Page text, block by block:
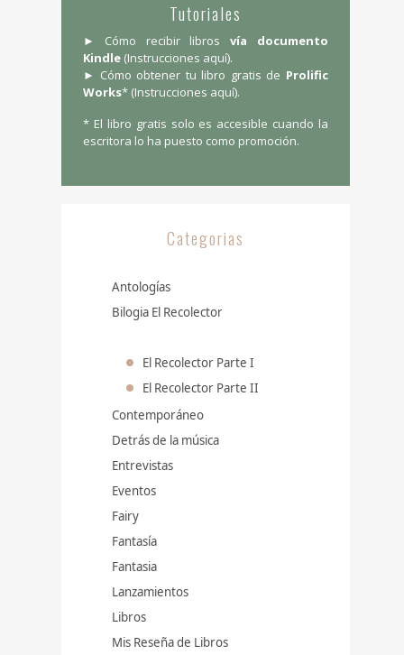
Tutoriales
► Cómo recibir librosvía documento
Kindle (Instrucciones aquí).
► Cómo obtener tu libro gratis de Prolific
Works* (Instrucciones aquí).
* El libro gratis solo es accesible cuando la
escritora lo ha puesto como promoción.
Categorias
Antologías
Bilogia El Recolector
El Recolector Parte I
El Recolector Parte II
Contemporáneo
Detrás de la música
Entrevistas
Eventos
Fairy
Fantasía
Fantasia
Lanzamientos
Libros
Mis Reseña de Libros